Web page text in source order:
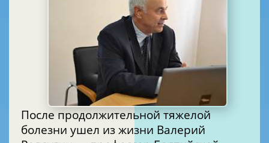
После продолжительной тяжелой
болезни ушел из жизни Валерий